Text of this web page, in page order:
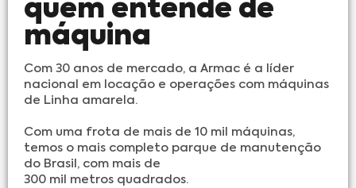
máquina
Com 30 anos de mercado, a Armac é a líder
nacional em locação e operações com máquinas
de Linha amarela.
Com uma frota de mais de 10 mil máquinas,
temos o mais completo parque de manutenção
do Brasil, com mais de
300 mil metros quadrados.